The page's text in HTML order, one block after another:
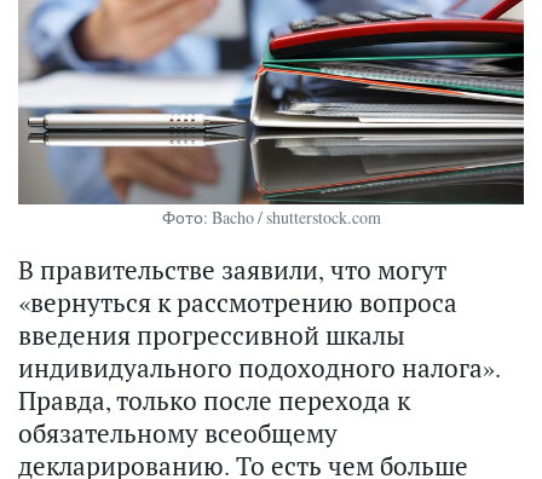
Фото: Bacho / shutterstock.com
В правительстве заявили, что могут
«вернуться к рассмотрению вопроса
введения прогрессивной шкалы
индивидуального подоходного налога».
Правда, только после перехода к
обязательному всеобщему
декларированию. То есть чем больше